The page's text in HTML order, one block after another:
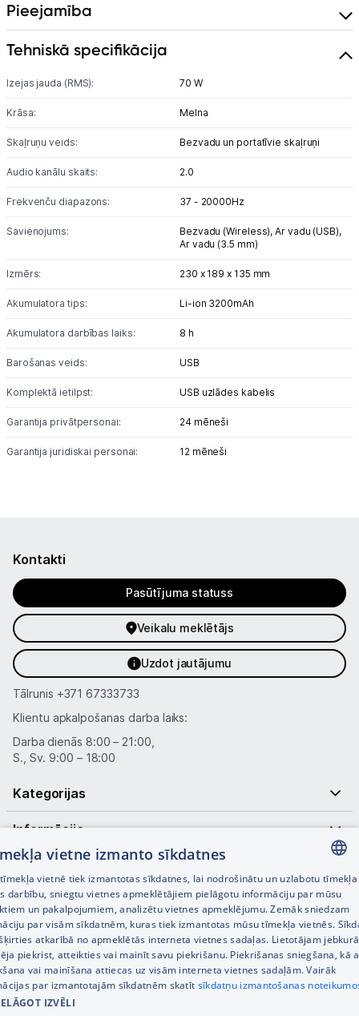
Piegāde un apmaksa
Tehnikas izvešana
Kontakti
Pieejamība
Tehniskā specifikācija
Izejas jauda (RMS): 70 W
Krāsa: Melna
Skaļruņu veids: Bezvadu un portatīvie skaļruņi
Audio kanālu skaits: 2.0
Frekvenču diapazons: 37 - 20000Hz
Savienojums: Bezvadu (Wireless),Ar vadu (USB),
Ar vadu (3.5 mm)
Izmērs: 230 x 189 x 135 mm
Akumulatora tips: Li-ion 3200mAh
Akumulatora darbības laiks: 8 h
Barošanas veids: USB
Komplektā ietilpst: USB uzlādes kabelis
Garantija privātpersonai: 24 mēneši
Garantija juridiskai personai: 12 mēneši
Kontakti
Pasūtījuma statuss
Veikalu meklētājs
Uzdot jautājumu
Tālrunis +371 67333733
Klientu apkalpošanas darba laiks:
Darba dienās 8:00 – 21:00,
S., Sv. 9:00 – 18:00
Kategorijas
Informācija
Noderīgas saites
© SIA Tet 2026 -
LATVIAN
RUSSIAN
ENGLISH
vietne izmanto sīkdatnes
vietnē tiek izmantotas sīkdatnes, lai nodrošinātu un uzlabotu tīmekļa
darbību, sniegtu vietnes apmeklētājiem pielāgotu informāciju par mūsu
un pakalpojumiem, analizētu vietnes apmeklējumu. Zemāk sniedzam
par visām sīkdatnēm, kuras tiek izmantotas mūsu tīmekļa vietnēs.
atkarībā no apmeklētās interneta vietnes sadaļas. Lietotājam
piekrist, atteikties vai mainīt savu piekrišanu. Piekrišanas sniegšana, kā
vai mainīšana attiecas uz visām interneta vietnes sadaļām. Vairāk
par izmantotajām sīkdatnēm skatīt sīkdatņu izmantošanas
IZVĒLI